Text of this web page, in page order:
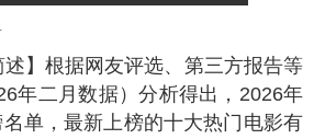
】 根据网友评选、第三方报告等
年二月数据）分析得出，2026年
单，最新上榜的十大热门电影有